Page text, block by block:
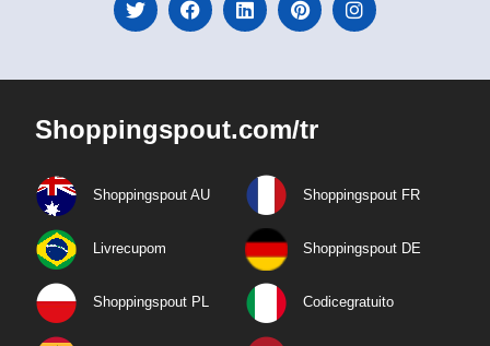
Shoppingspout.com/tr
Shoppingspout AU Shoppingspout FR
Livrecupom Shoppingspout DE
Shoppingspout PL Codicegratuito